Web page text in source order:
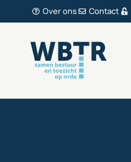
Over ons Contact